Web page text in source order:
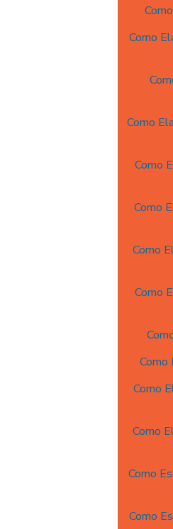
Como
Como
Como
Como
Como
Como
Como
Como
Como
Como
Como